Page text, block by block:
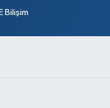
Bilişim